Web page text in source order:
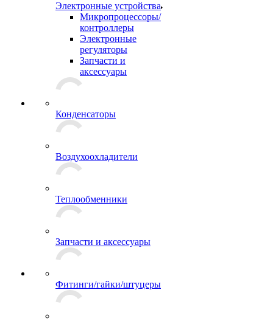
Электронные устройства
Микропроцессоры/
контроллеры
Электронные
регуляторы
Запчасти и
аксессуары
Конденсаторы
Воздухоохладители
Теплообменники
Запчасти и аксессуары
Фитинги/гайки/штуцеры